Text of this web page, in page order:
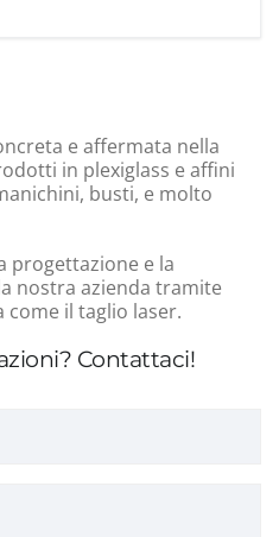
Contattaci!
e affermata nella
in plexiglass e affini
busti, e molto
progettazione e la
nostra azienda tramite
come il taglio laser.